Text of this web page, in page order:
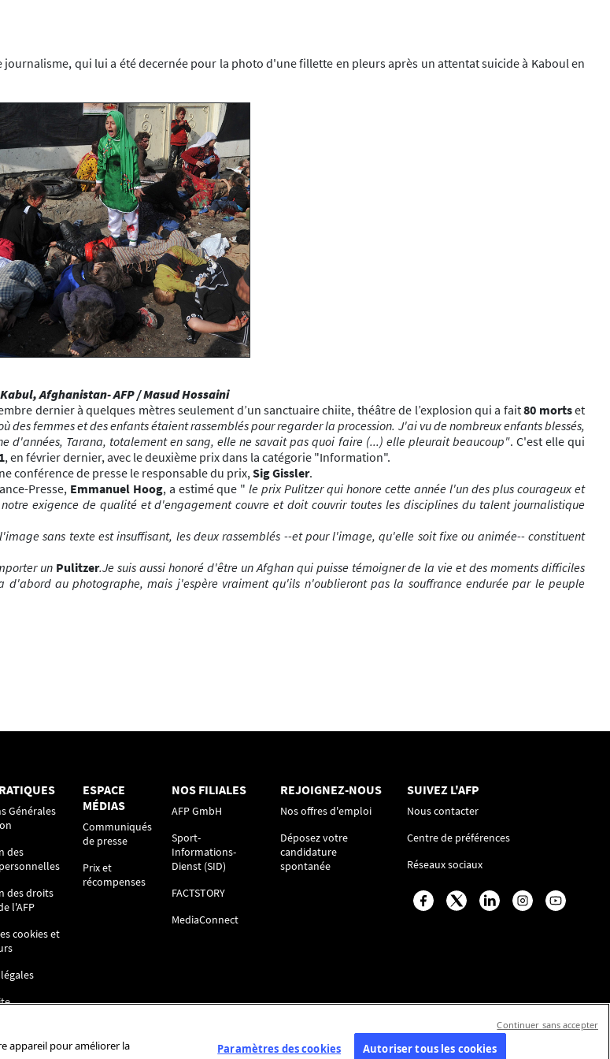
qui lui a été decernée pour la photo d'une fillette en pleurs après un attentat suicide à Kaboul en
Kabul, Afghanistan- AFP / Masud Hossaini
dernier à quelques mètres seulement d’un sanctuaire chiite, théâtre de l’explosion qui a fait80 mortset
des femmes et des enfants étaient rassemblés pour regarder la procession. J'ai vu de nombreux enfants blessés,
d'années, Tarana, totalement en sang, elle ne savait pas quoi faire (...) elle pleurait beaucoup". C'est elle qui
, en février dernier, avec le deuxième prix dans la catégorie "Information".
conférence de presse le responsable du prix,Sig Gissler.
Presse, Emmanuel Hoog, a estimé que "le prix Pulitzer qui honore cette année l'un des plus courageux et
exigence de qualité et d'engagement couvre et doit couvrir toutes les disciplines du talent journalistique
sans texte est insuffisant, les deux rassemblés --et pour l'image, qu'elle soit fixe ou animée-- constituent
un Pulitzer.Je suis aussi honoré d'être un Afghan qui puisse témoigner de la vie et des moments difficiles
au photographe, mais j'espère vraiment qu'ils n'oublieront pas la souffrance endurée par le peuple
Générales
des
des droits
l'AFP
cookies et
ESPACE
MÉDIAS
Communiqués
de presse
Prix et
récompenses
NOS FILIALES
AFP GmbH
Sport-
Informations-
Dienst (SID)
FACTSTORY
MediaConnect
REJOIGNEZ-NOUS
Nos offres d'emploi
Déposez votre
candidature
spontanée
SUIVEZ L'AFP
Nous contacter
Centre de préférences
Réseaux sociaux
appareil pour améliorer la
Paramètres des cookies Autoriser tous les cookies
Continuer sans accepter